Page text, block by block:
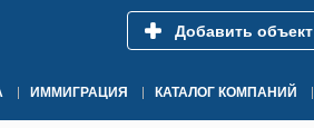
Добавить объект
ИММИГРАЦИЯ КАТАЛОГ КОМПАНИЙ